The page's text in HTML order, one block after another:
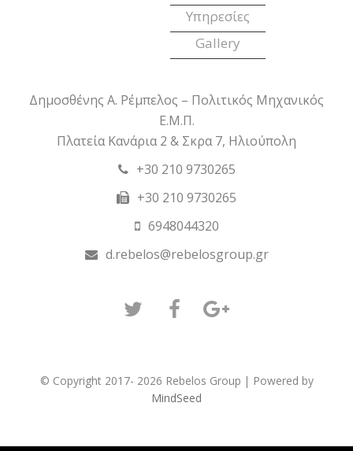
Υπηρεσίες
Gallery
Δημοσθένης Α. Ρέμπελος – Πολιτικός Μηχανικός
Ε.Μ.Π.
Πλατεία Κανάρια 2 & Σκρα 7, Ηλιούπολη
+30 210 9730265
+30 210 9730265
6948044320
d.rebelos@rebelosgroup.gr
TwitterFacebookGooglePlus
© Copyright 2017- 2026 Rebelos Group | Powered by
MindSeed